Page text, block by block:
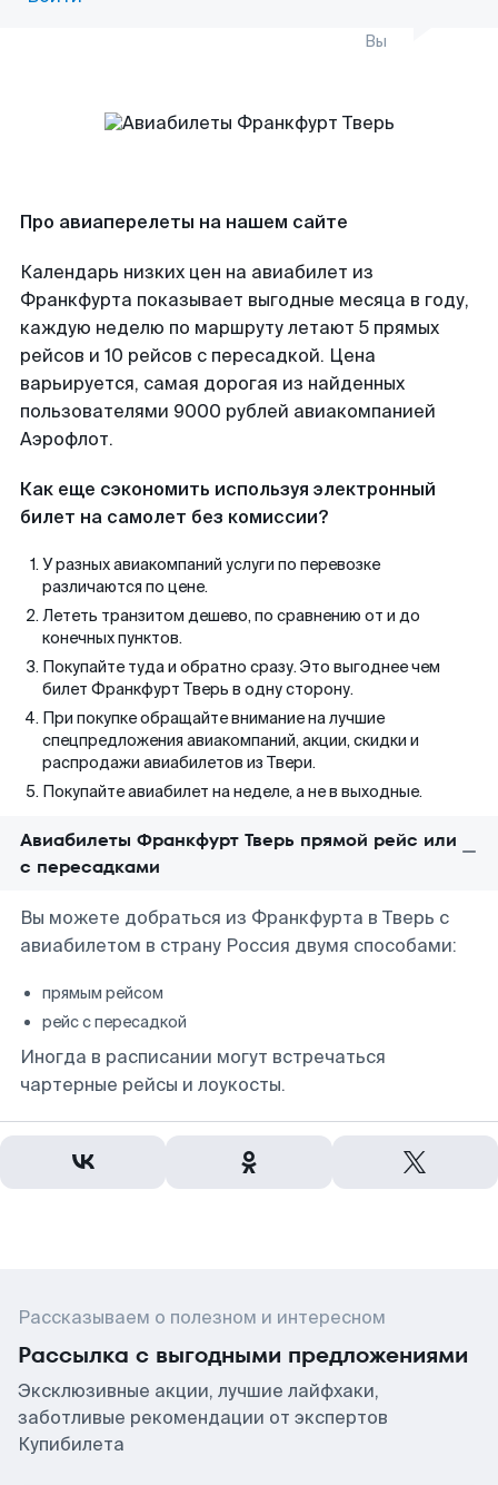
Вы
Про авиаперелеты на нашем сайте
Календарь низких цен на авиабилет из
Франкфурта показывает выгодные месяца в году,
каждую неделю по маршруту летают 5 прямых
рейсов и 10 рейсов с пересадкой. Цена
варьируется, самая дорогая из найденных
пользователями 9000 рублей авиакомпанией
Аэрофлот.
Как еще сэкономить используя электронный
билет на самолет без комиссии?
У разных авиакомпаний услуги по перевозке
различаются по цене.
Лететь транзитом дешево, по сравнению от и до
конечных пунктов.
Покупайте туда и обратно сразу. Это выгоднее чем
билет Франкфурт Тверь в одну сторону.
При покупке обращайте внимание на лучшие
спецпредложения авиакомпаний, акции, скидки и
распродажи авиабилетов из Твери.
Покупайте авиабилет на неделе, а не в выходные.
Авиабилеты Франкфурт Тверь прямой рейс или
с пересадками
Вы можете добраться из Франкфурта в Тверь с
авиабилетом в страну Россия двумя способами:
прямым рейсом
рейс с пересадкой
Иногда в расписании могут встречаться
чартерные рейсы и лоукосты.
Рассказываем о полезном и интересном
Рассылка с выгодными предложениями
Эксклюзивные акции, лучшие лайфхаки,
заботливые рекомендации от экспертов
Купибилета